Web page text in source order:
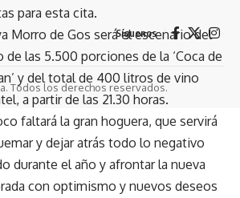
para esta cita.
Morro de Gos será el escenario del
de las 5.500 porciones de la ‘Coca de
y del total de 400 litros de vino
a partir de las 21.30 horas.
faltará la gran hoguera, que servirá
y dejar atrás todo lo negativo
durante el año y afrontar la nueva
con optimismo y nuevos deseos
Síguenos
Todos los derechos reservados.